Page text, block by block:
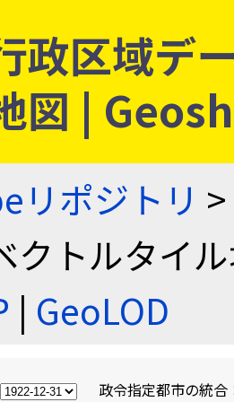
政区域デ
図 |
リポジトリ >
クトルタイ
| GeoLOD
政令指定都市の統